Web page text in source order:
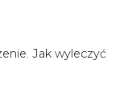
Jak wyleczyć